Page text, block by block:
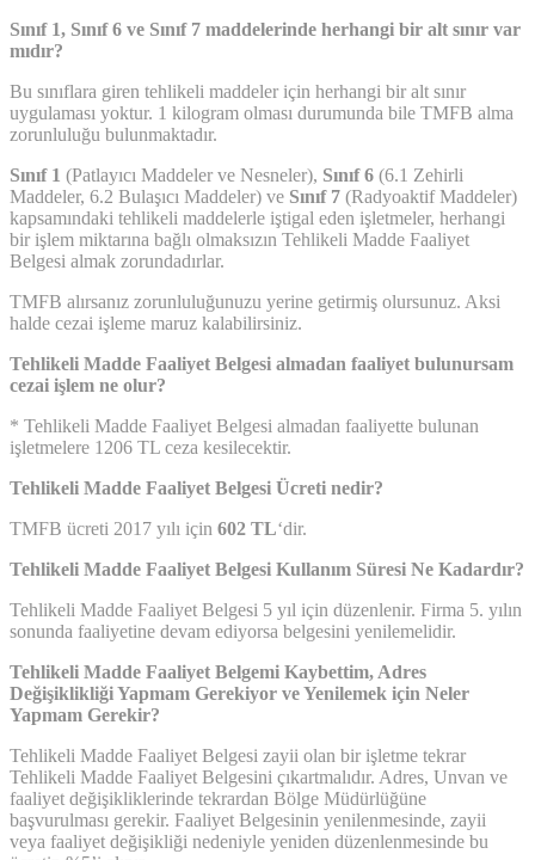
Sınıf 1, Sınıf 6 ve Sınıf 7 maddelerinde herhangi bir alt sınır var
mıdır?
Bu sınıflara giren tehlikeli maddeler için herhangi bir alt sınır
uygulaması yoktur. 1 kilogram olması durumunda bile TMFB alma
zorunluluğu bulunmaktadır.
Sınıf 1 (Patlayıcı Maddeler ve Nesneler), Sınıf 6 (6.1 Zehirli
Maddeler, 6.2 Bulaşıcı Maddeler) ve Sınıf 7 (Radyoaktif Maddeler)
kapsamındaki tehlikeli maddelerle iştigal eden işletmeler, herhangi
bir işlem miktarına bağlı olmaksızın Tehlikeli Madde Faaliyet
Belgesi almak zorundadırlar.
TMFB alırsanız zorunluluğunuzu yerine getirmiş olursunuz. Aksi
halde cezai işleme maruz kalabilirsiniz.
Tehlikeli Madde Faaliyet Belgesi almadan faaliyet bulunursam
cezai işlem ne olur?
* Tehlikeli Madde Faaliyet Belgesi almadan faaliyette bulunan
işletmelere 1206 TL ceza kesilecektir.
Tehlikeli Madde Faaliyet Belgesi Ücreti nedir?
TMFB ücreti 2017 yılı için 602 TL‘dir.
Tehlikeli Madde Faaliyet Belgesi Kullanım Süresi Ne Kadardır?
Tehlikeli Madde Faaliyet Belgesi 5 yıl için düzenlenir. Firma 5. yılın
sonunda faaliyetine devam ediyorsa belgesini yenilemelidir.
Tehlikeli Madde Faaliyet Belgemi Kaybettim, Adres
Değişiklikliği Yapmam Gerekiyor ve Yenilemek için Neler
Yapmam Gerekir?
Tehlikeli Madde Faaliyet Belgesi zayii olan bir işletme tekrar
Tehlikeli Madde Faaliyet Belgesini çıkartmalıdır. Adres, Unvan ve
faaliyet değişikliklerinde tekrardan Bölge Müdürlüğüne
başvurulması gerekir. Faaliyet Belgesinin yenilenmesinde, zayii
veya faaliyet değişikliği nedeniyle yeniden düzenlenmesinde bu